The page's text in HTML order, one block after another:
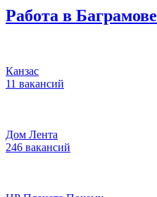
Работа в Баграмове
Канзас
11 вакансий
Дом Лента
246 вакансий